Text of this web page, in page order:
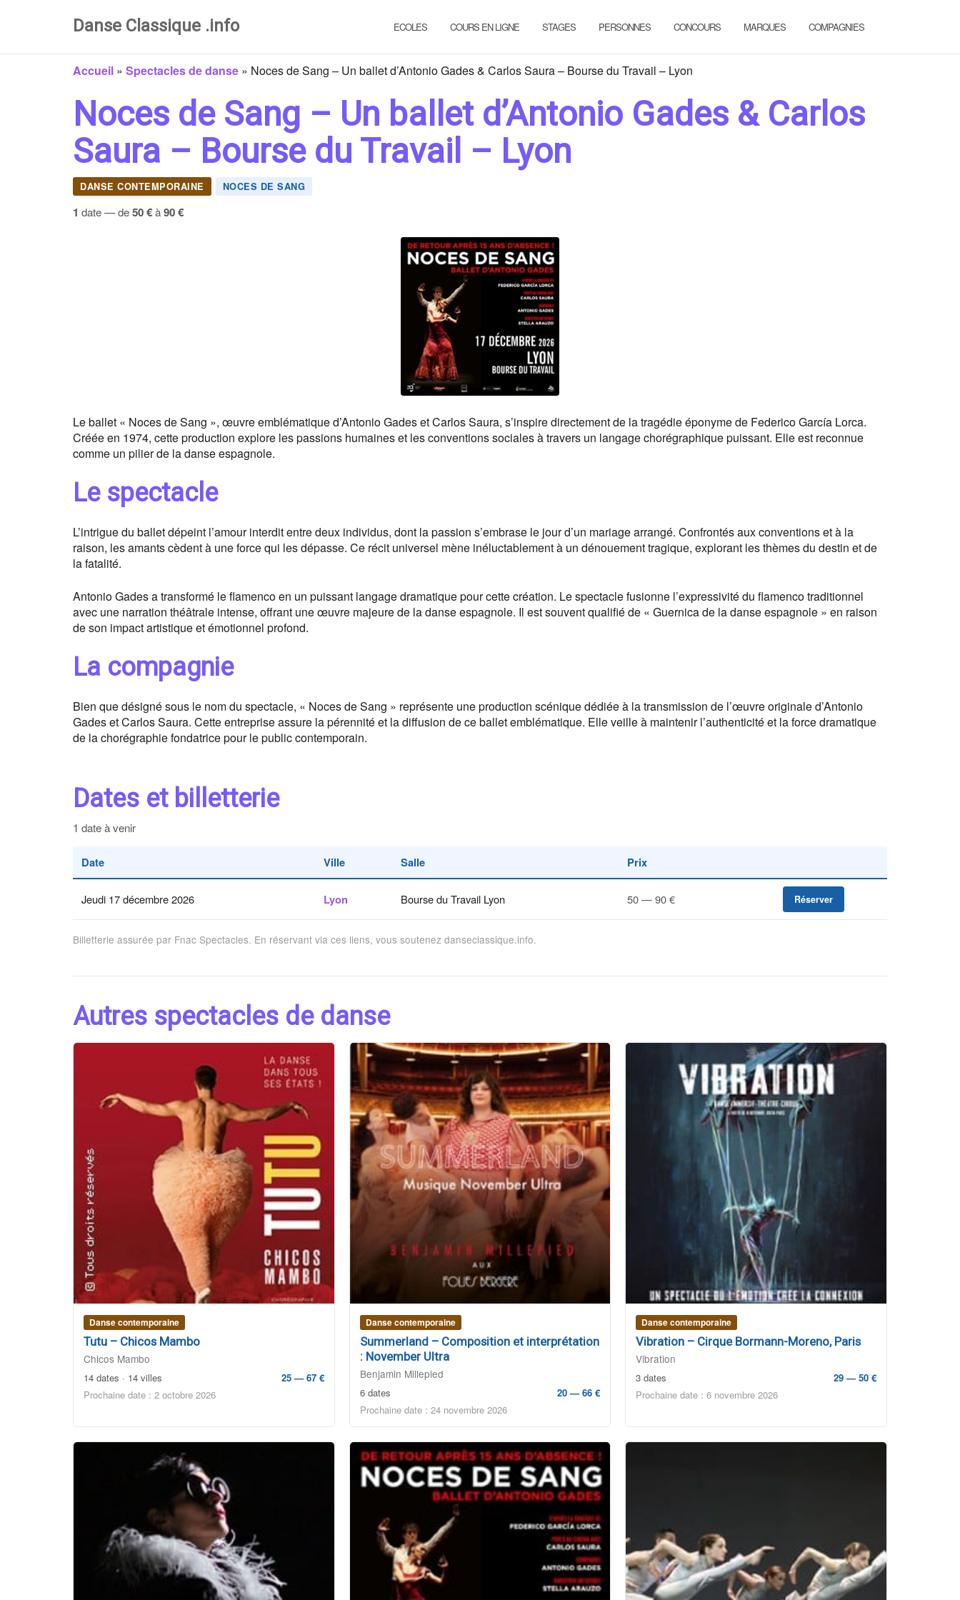
Danse Classique .info ECOLES COURS EN LIGNE STAGES PERSONNES CONCOURS MARQUES COMPAGNIES
Accueil » Spectacles de danse » Noces de Sang – Un ballet d’Antonio Gades & Carlos Saura – Bourse du Travail – Lyon
Noces de Sang – Un ballet d’Antonio Gades & Carlos
Saura – Bourse du Travail – Lyon
DANSE CONTEMPORAINE NOCES DE SANG
1 date — de50 €à90 €
Le ballet « Noces de Sang », œuvre emblématique d’Antonio Gades et Carlos Saura, s’inspire directement de la tragédie éponyme de Federico García Lorca.
Créée en 1974, cette production explore les passions humaines et les conventions sociales à travers un langage chorégraphique puissant. Elle est reconnue
comme un pilier de la danse espagnole.
Le spectacle
L’intrigue du ballet dépeint l’amour interdit entre deux individus, dont la passion s’embrase le jour d’un mariage arrangé. Confrontés aux conventions et à la
raison, les amants cèdent à une force qui les dépasse. Ce récit universel mène inéluctablement à un dénouement tragique, explorant les thèmes du destin et de
la fatalité.
Antonio Gades a transformé le flamenco en un puissant langage dramatique pour cette création. Le spectacle fusionne l’expressivité du flamenco traditionnel
avec une narration théâtrale intense, offrant une œuvre majeure de la danse espagnole. Il est souvent qualifié de « Guernica de la danse espagnole » en raison
de son impact artistique et émotionnel profond.
La compagnie
Bien que désigné sous le nom du spectacle, « Noces de Sang » représente une production scénique dédiée à la transmission de l’œuvre originale d’Antonio
Gades et Carlos Saura. Cette entreprise assure la pérennité et la diffusion de ce ballet emblématique. Elle veille à maintenir l’authenticité et la force dramatique
de la chorégraphie fondatrice pour le public contemporain.
Dates et billetterie
1 date à venir
Date Ville Salle Prix
Jeudi 17 décembre 2026 Lyon Bourse du Travail Lyon 50 — 90 € Réserver
Billetterie assurée par Fnac Spectacles. En réservant via ces liens, vous soutenez danseclassique.info.
Autres spectacles de danse
Danse contemporaine
Tutu – Chicos Mambo
Chicos Mambo
14 dates · 14 villes
25 — 67 €
Prochaine date : 2 octobre 2026
Danse contemporaine
Summerland – Composition et interprétation
: November Ultra
Benjamin Millepied
6 dates
20 — 66 €
Prochaine date : 24 novembre 2026
Danse contemporaine
Vibration – Cirque Bormann-Moreno, Paris
Vibration
3 dates
29 — 50 €
Prochaine date : 6 novembre 2026